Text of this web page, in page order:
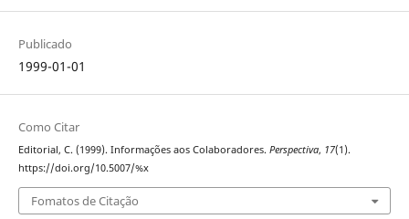
Publicado
1999-01-01
Como Citar
Editorial, C. (1999). Informações aos Colaboradores. Perspectiva, 17(1).
https://doi.org/10.5007/%x
Fomatos de Citação